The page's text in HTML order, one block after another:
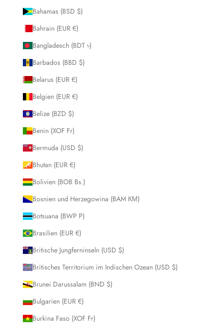
Bahamas (BSD $)
Bahrain (EUR €)
Bangladesch (BDT ৳)
Barbados (BBD $)
Belarus (EUR €)
Belgien (EUR €)
Belize (BZD $)
Benin (XOF Fr)
Bermuda (USD $)
Bhutan (EUR €)
Bolivien (BOB Bs.)
Bosnien und Herzegowina (BAM КМ)
Botsuana (BWP P)
Brasilien (EUR €)
Britische Jungferninseln (USD $)
Britisches Territorium im Indischen Ozean (USD $)
Brunei Darussalam (BND $)
Bulgarien (EUR €)
Burkina Faso (XOF Fr)